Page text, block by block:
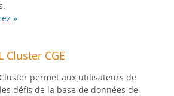
»
Cluster CGE
permet aux utilisateurs de
défis de la base de données de